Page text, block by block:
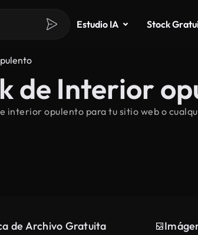
Estudio IA Stock
de Interior
interior opulento para tu sitio web o
de Archivo Gratuita